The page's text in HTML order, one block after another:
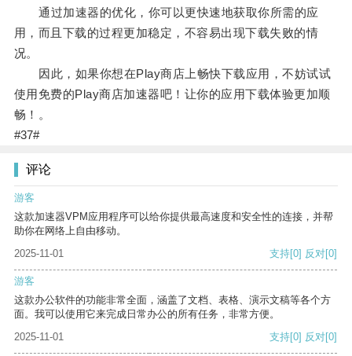
通过加速器的优化，你可以更快速地获取你所需的应
用，而且下载的过程更加稳定，不容易出现下载失败的情
况。
因此，如果你想在Play商店上畅快下载应用，不妨试试
使用免费的Play商店加速器吧！让你的应用下载体验更加顺
畅！。
#37#
评论
游客
这款加速器VPM应用程序可以给你提供最高速度和安全性的连接，并帮
助你在网络上自由移动。
2025-11-01
支持[0] 反对[0]
游客
这款办公软件的功能非常全面，涵盖了文档、表格、演示文稿等各个方
面。我可以使用它来完成日常办公的所有任务，非常方便。
2025-11-01
支持[0] 反对[0]